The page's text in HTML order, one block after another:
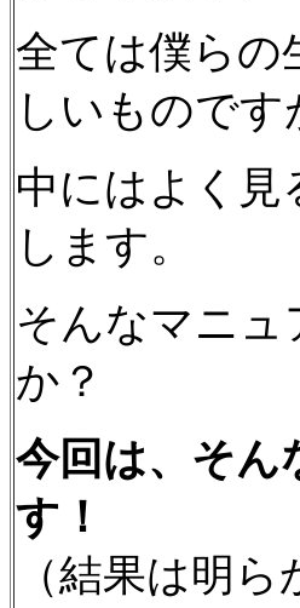
全ては僕らの
しいものです
中にはよく見
します。
そんなマニ
か？
今回は、そん
す！
（結果は明ら